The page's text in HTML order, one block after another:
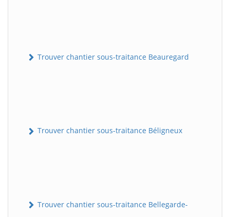
Trouver chantier sous-traitance Beauregard
Trouver chantier sous-traitance Béligneux
Trouver chantier sous-traitance Bellegarde-